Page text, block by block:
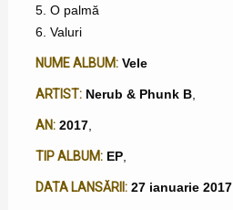
5. O palmă
6. Valuri
NUME ALBUM: Vele
ARTIST: Nerub & Phunk B,
AN: 2017,
TIP ALBUM: EP,
DATA LANSĂRII: 27 ianuarie 2017